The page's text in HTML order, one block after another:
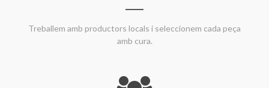
Treballem amb productors locals i seleccionem cada peça
amb cura.